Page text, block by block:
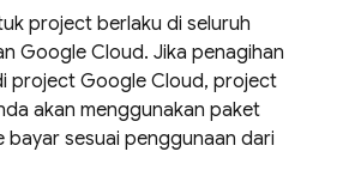
project berlaku di seluruh
Google Cloud. Jika penagihan
project Google Cloud, project
akan menggunakan paket
bayar sesuai penggunaan dari